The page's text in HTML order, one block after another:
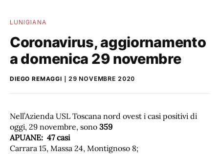
LUNIGIANA
Coronavirus, aggiornamento
a domenica 29 novembre
DIEGO REMAGGI 29 NOVEMBRE 2020
Nell’Azienda USL Toscana nord ovest i casi positivi di
oggi, 29 novembre, sono 359
APUANE: 47casi
Carrara 15, Massa 24, Montignoso 8;